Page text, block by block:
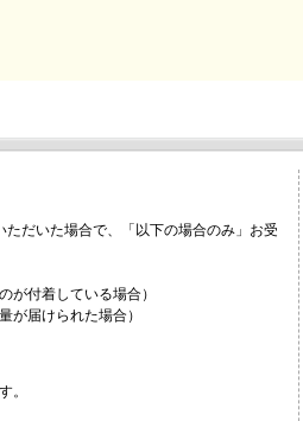
だいた場合で、「以下の場合のみ」お受
が付着している場合）
が届けられた場合）
。